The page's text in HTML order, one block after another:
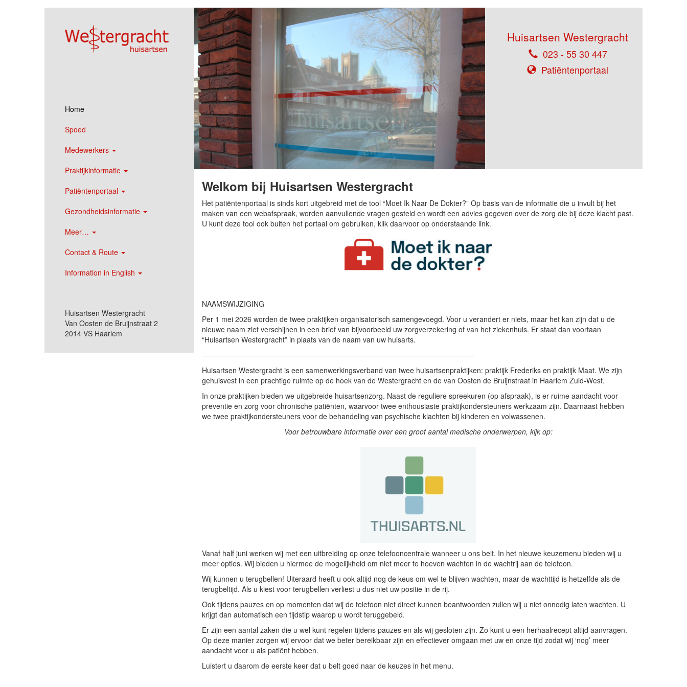
Home
Spoed
Medewerkers
Praktijkinformatie
Patiëntenportaal
Gezondheidsinformatie
Meer…
Contact & Route
Information in English
Huisartsen Westergracht
Van Oosten de Bruijnstraat 2
2014 VS Haarlem
Huisartsen Westergracht
023 - 55 30 447
Patiëntenportaal
Welkom bij Huisartsen Westergracht
Het patiëntenportaal is sinds kort uitgebreid met de tool “Moet Ik Naar De Dokter?” Op basis van de informatie die u invult bij het
maken van een webafspraak, worden aanvullende vragen gesteld en wordt een advies gegeven over de zorg die bij deze klacht past.
U kunt deze tool ook buiten het portaal om gebruiken, klik daarvoor op onderstaande link.
NAAMSWIJZIGING
Per 1 mei 2026 worden de twee praktijken organisatorisch samengevoegd. Voor u verandert er niets, maar het kan zijn dat u de
nieuwe naam ziet verschijnen in een brief van bijvoorbeeld uw zorgverzekering of van het ziekenhuis. Er staat dan voortaan
“Huisartsen Westergracht” in plaats van de naam van uw huisarts.
——————————————————————————————————————
Huisartsen Westergracht is een samenwerkingsverband van twee huisartsenpraktijken: praktijk Frederiks en praktijk Maat. We zijn
gehuisvest in een prachtige ruimte op de hoek van de Westergracht en de van Oosten de Bruijnstraat in Haarlem Zuid-West.
In onze praktijken bieden we uitgebreide huisartsenzorg. Naast de reguliere spreekuren (op afspraak), is er ruime aandacht voor
preventie en zorg voor chronische patiënten, waarvoor twee enthousiaste praktijkondersteuners werkzaam zijn. Daarnaast hebben
we twee praktijkondersteuners voor de behandeling van psychische klachten bij kinderen en volwassenen.
Voor betrouwbare informatie over een groot aantal medische onderwerpen, kijk op:
Vanaf half juni werken wij met een uitbreiding op onze telefooncentrale wanneer u ons belt. In het nieuwe keuzemenu bieden wij u
meer opties. Wij bieden u hiermee de mogelijkheid om niet meer te hoeven wachten in de wachtrij aan de telefoon.
Wij kunnen u terugbellen! Uiteraard heeft u ook altijd nog de keus om wel te blijven wachten, maar de wachttijd is hetzelfde als de
terugbeltijd. Als u kiest voor terugbellen verliest u dus niet uw positie in de rij.
Ook tijdens pauzes en op momenten dat wij de telefoon niet direct kunnen beantwoorden zullen wij u niet onnodig laten wachten. U
krijgt dan automatisch een tijdstip waarop u wordt teruggebeld.
Er zijn een aantal zaken die u wel kunt regelen tijdens pauzes en als wij gesloten zijn. Zo kunt u een herhaalrecept altijd aanvragen.
Op deze manier zorgen wij ervoor dat we beter bereikbaar zijn en effectiever omgaan met uw en onze tijd zodat wij ‘nog’ meer
aandacht voor u als patiënt hebben.
Luistert u daarom de eerste keer dat u belt goed naar de keuzes in het menu.